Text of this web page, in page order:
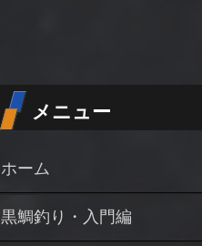
メニュー
ホーム
黒鯛釣り・入門編